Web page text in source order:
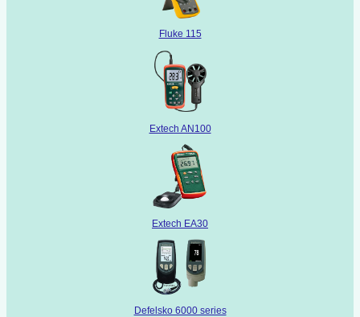
Fluke 115
Extech AN100
Extech EA30
Defelsko 6000 series